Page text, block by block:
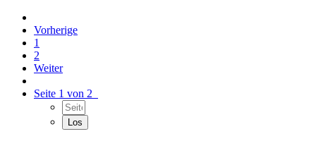
Vorherige
1
2
Weiter
Seite 1 von 2